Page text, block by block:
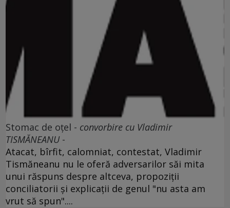
Stomac de oţel - convorbire cu Vladimir
TISMĂNEANU-
Atacat, bîrfit, calomniat, contestat, Vladimir
Tismăneanu nu le oferă adversarilor săi mita
unui răspuns despre altceva, propoziţii
conciliatorii şi explicaţii de genul "nu asta am
vrut să spun"....